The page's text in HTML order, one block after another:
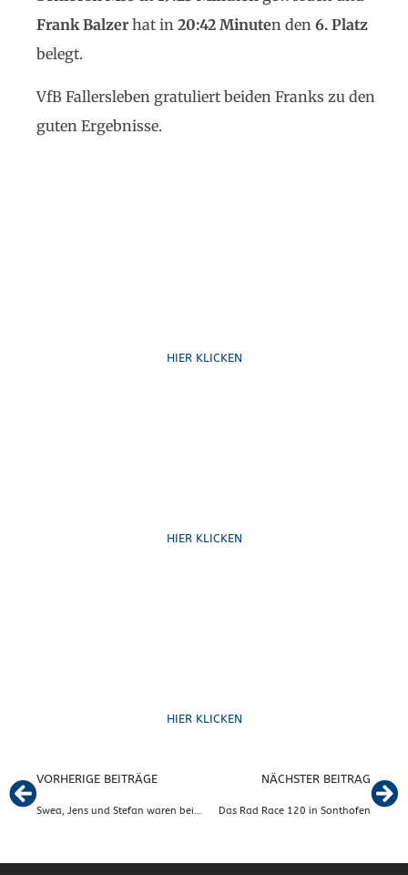
Frank Balzer hat in 20:42 Minuten den 6. Platz
belegt.
VfB Fallersleben gratuliert beiden Franks zu den
guten Ergebnisse.
HIER KLICKEN
HIER KLICKEN
HIER KLICKEN
VORHERIGE BEITRÄGE
Swea, Jens und Stefan waren beim größten Trailrunning Event Deutschlands (Zugspitz Ultratrail) 2024 am Start
NÄCHSTER BEITRAG
Das Rad Race 120 in Sonthofen